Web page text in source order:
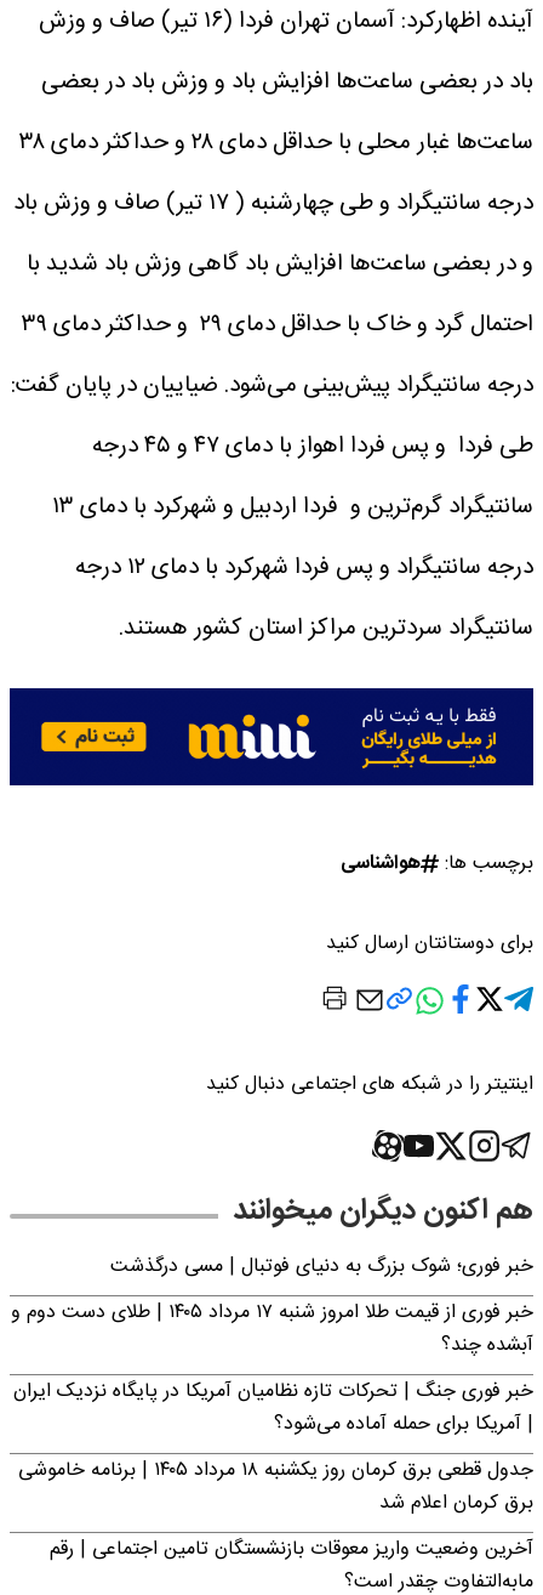
آینده اظهارکرد: آسمان تهران فردا (۱۶ تیر) صاف و وزش
باد در بعضی ساعت‌ها افزایش باد و وزش باد در بعضی
ساعت‌ها غبار محلی با حداقل دمای ۲۸ و حداکثر دمای ۳۸
درجه سانتیگراد و طی ‌چهارشنبه ( ۱۷ تیر) صاف و وزش باد
و در بعضی ساعت‌ها افزایش باد گاهی وزش باد شدید با
درجه سانتیگراد پیش‌بینی می‌شود. ضیاییان در پایان گفت:
طی فردا و پس فردا اهواز با دمای ۴۷ و ۴۵ درجه
سانتیگراد گرم‌ترین و فردا اردبیل و شهرکرد با دمای ۱۳
درجه سانتیگراد و پس فردا شهرکرد با دمای ۱۲ درجه
سانتیگراد سردترین مراکز استان‌ کشور هستند.
برچسب ها: هواشناسی
برای دوستانتان ارسال کنید
اینتیتر را در شبکه های اجتماعی دنبال کنید
هم اکنون دیگران میخوانند
خبر فوری؛‌ شوک بزرگ به دنیای فوتبال | مسی درگذشت
خبر فوری از قیمت طلا امروز شنبه ۱۷ مرداد ۱۴۰۵ | طلای دست دوم و
آبشده چند؟
خبر فوری جنگ | تحرکات تازه نظامیان آمریکا در پایگاه نزدیک ایران
| آمریکا برای حمله آماده می‌شود؟
جدول قطعی برق کرمان روز یکشنبه ۱۸ مرداد ۱۴۰۵ | برنامه خاموشی
برق کرمان اعلام شد
آخرین وضعیت واریز معوقات بازنشستگان تامین اجتماعی | رقم
مابه‌التفاوت چقدر است؟